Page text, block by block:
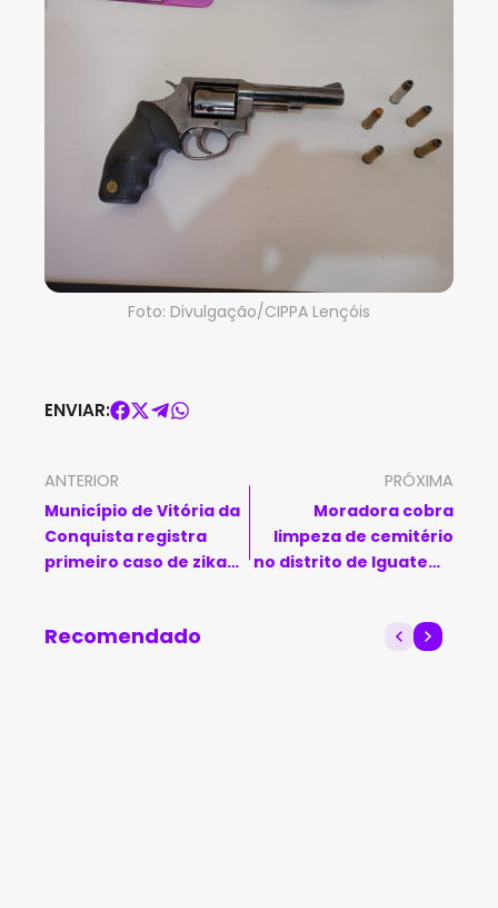
Foto: Divulgação/CIPPA Lençóis
ENVIAR:
ANTERIOR
Município de Vitória da
Conquista registra
primeiro caso de zika
PRÓXIMA
Moradora cobra
limpeza de cemitério
no distrito de Iguatemi,
Recomendado